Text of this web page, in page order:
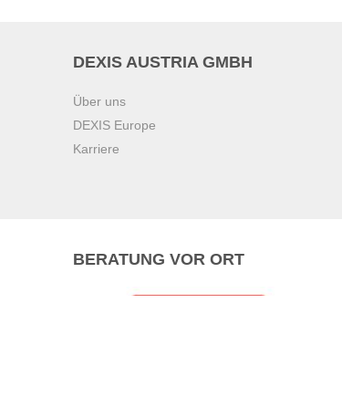
DEXIS AUSTRIA GMBH
Über uns
DEXIS Europe
Karriere
BERATUNG VOR ORT